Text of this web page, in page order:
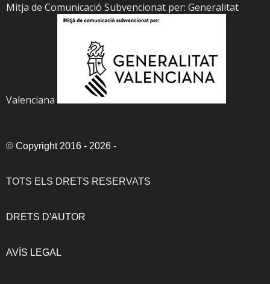
Mitja de Comunicació Subvencionat per: Generalitat
Valenciana
© Copyright 2016 - 2026 -
TOTS ELS DRETS RESERVATS
DRETS D'AUTOR
AVÍS LEGAL